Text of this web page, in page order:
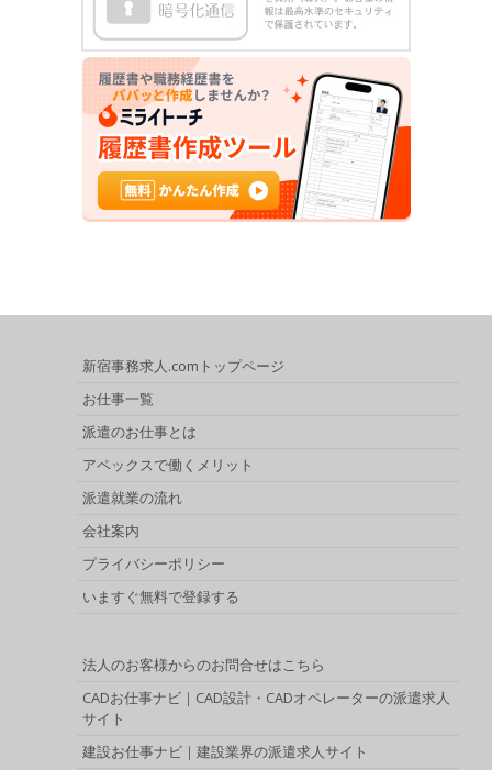
新宿事務求人.comトップページ
お仕事一覧
派遣のお仕事とは
アペックスで働くメリット
派遣就業の流れ
会社案内
プライバシーポリシー
いますぐ無料で登録する
法人のお客様からのお問合せはこちら
CADお仕事ナビ｜CAD設計・CADオペレーターの派遣求人
サイト
建設お仕事ナビ｜建設業界の派遣求人サイト